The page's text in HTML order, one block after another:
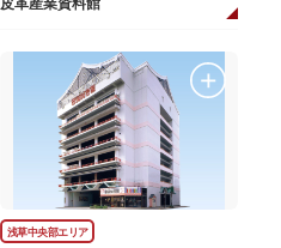
浅草中央部エリア